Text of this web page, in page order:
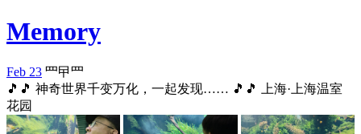
Memory
Feb 23 罒曱罒
🎵🎵 神奇世界千变万化，一起发现…… 🎵🎵 上海·上海温室
花园